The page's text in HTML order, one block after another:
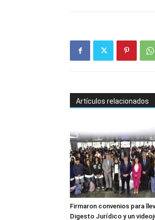
Artículos relacionados
Firmaron convenios para
Digesto Jurídico y un